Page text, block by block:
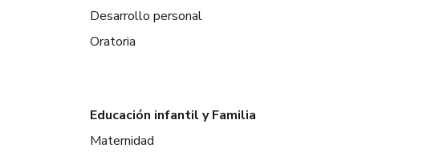
Desarrollo personal
Oratoria
Educación infantil y Familia
Maternidad